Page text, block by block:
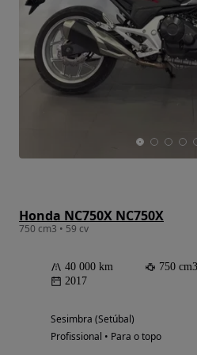
Honda NC750X NC750X
750 cm3 • 59 cv
40 000 km 750 cm3
2017
Sesimbra (Setúbal)
Profissional • Para o topo